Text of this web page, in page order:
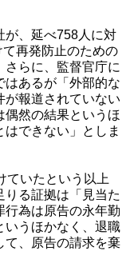
、延べ758人に対
再発防止のための
らに、監督官庁に
はあるが「外部的な
が報道されていない
偶然の結果というほ
できない」としま
いたという以上
りる証拠は「見当た
行為は原告の永年勤
いうほかなく、退職
て、原告の請求を棄